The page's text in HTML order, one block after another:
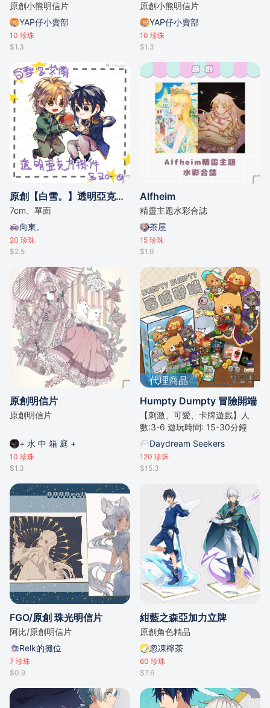
原創小熊明信片
YAP仔小賣部
10 珍珠
$1.3
原創小熊明信片
YAP仔小賣部
10 珍珠
$1.3
原創【白雪。】透明亞克力掛件
7cm、單面
向東。
20 珍珠
$2.5
Alfheim
精靈主題水彩合誌
茶屋
15 珍珠
$1.9
原創明信片
原創明信片
+ 水 中 箱 庭 +
10 珍珠
$1.3
代理商品
Humpty Dumpty 冒險開端
【刺激、可愛、卡牌遊戲】人
數:3-6 遊玩時間: 15-30分鐘
Daydream Seekers
120 珍珠
$15.3
FGO/原創 珠光明信片
阿比/原創明信片
Relk的攤位
7 珍珠
$0.9
紺藍之森亞加力立牌
原創角色精品
忽凍檸茶
60 珍珠
$7.6